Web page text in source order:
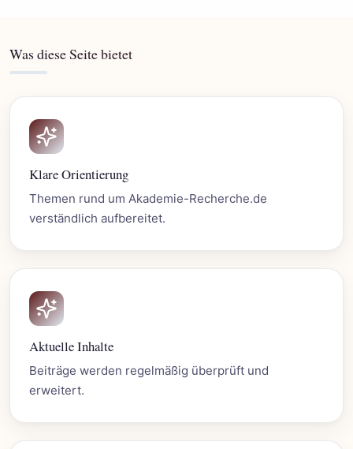
Was diese Seite bietet
Klare Orientierung
Themen rund um Akademie-Recherche.de
verständlich aufbereitet.
Aktuelle Inhalte
Beiträge werden regelmäßig überprüft und
erweitert.